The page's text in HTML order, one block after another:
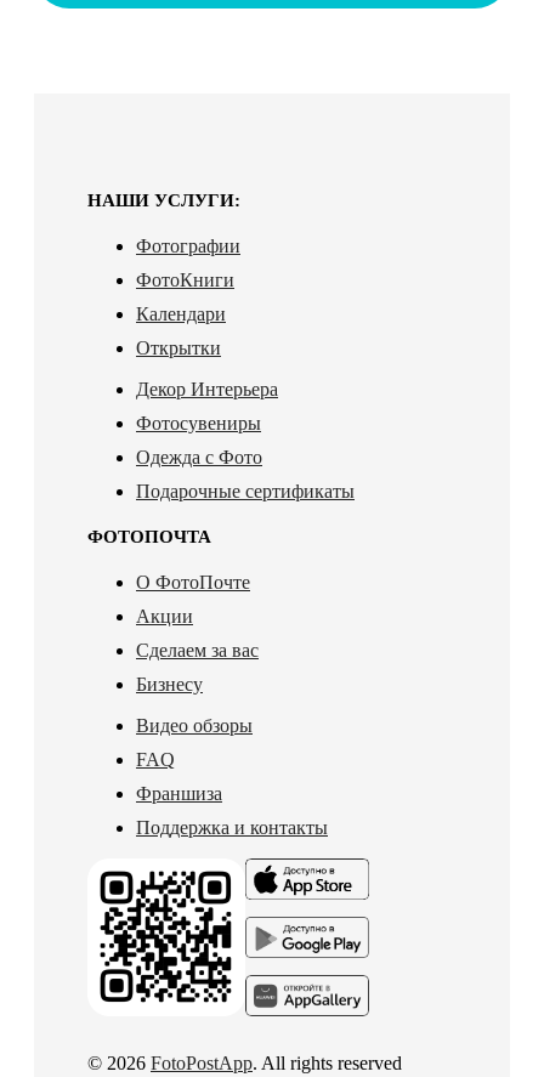
НАШИ УСЛУГИ:
Фотографии
ФотоКниги
Календари
Открытки
Декор Интерьера
Фотосувениры
Одежда с Фото
Подарочные сертификаты
ФОТОПОЧТА
О ФотоПочте
Акции
Сделаем за вас
Бизнесу
Видео обзоры
FAQ
Франшиза
Поддержка и контакты
© 2026 FotoPostApp. All rights reserved